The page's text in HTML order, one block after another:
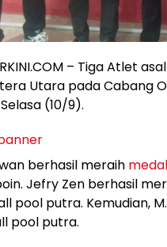
– Tiga Atlet
Utara pada Cabang
(10/9).
berhasil meraih
Jefry Zen berhasil
pool putra. Kemudian,
pool putra.